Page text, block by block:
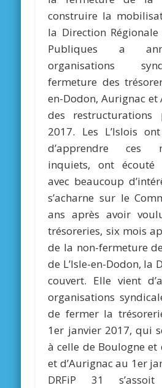
construire la
la Direction Régionale
Publiques a
organisations
fermeture des
en-Dodon, Aurignac
des restructurations
2017. Les L’Islois
d’apprendre ces
inquiets, ont écouté
avec beaucoup
s’acharne sur le
ans après avoir
trésoreries, six mois
de la non-fermeture
de L’Isle-en-Dodon, la
couvert. Elle vient
organisations
de fermer la
1er janvier 2017, qui
à celle de Boulogne et
et d’Aurignac au 1er
DRFiP 31